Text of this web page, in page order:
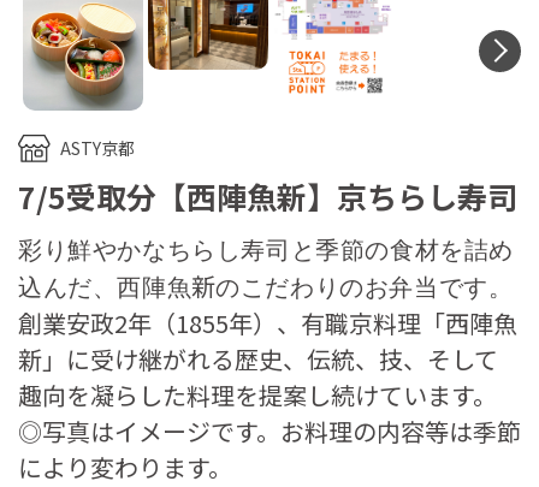
ASTY京都
7/5受取分【西陣魚新】京ちらし寿司
彩り鮮やかなちらし寿司と季節の食材を詰め
込んだ、西陣魚新のこだわりのお弁当です。
創業安政2年（1855年）、有職京料理「西陣魚
新」に受け継がれる歴史、伝統、技、そして
趣向を凝らした料理を提案し続けています。
◎写真はイメージです。お料理の内容等は季節
により変わります。